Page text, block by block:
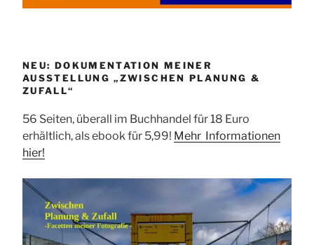
NEU: DOKUMENTATION MEINER
AUSSTELLUNG „ZWISCHEN PLANUNG &
ZUFALL“
56 Seiten, überall im Buchhandel für 18 Euro
erhältlich, als ebook für 5,99! Mehr Informationen
hier!